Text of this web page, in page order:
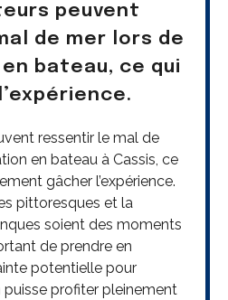
peuvent
de mer lors de
bateau, ce qui
ressentir le mal de
en bateau à Cassis, ce
gâcher l’expérience.
pittoresques et la
soient des moments
de prendre en
potentielle pour
puisse profiter pleinement